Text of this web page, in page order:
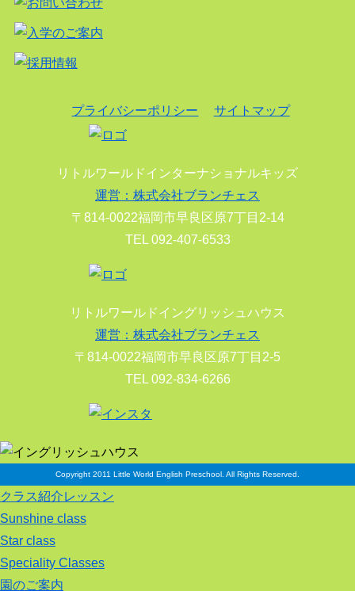
プライバシーポリシー サイトマップ
リトルワールドインターナショナルキッズ
運営：株式会社ブランチェス
〒814-0022福岡市早良区原7丁目2-14
TEL 092-407-6533
リトルワールドイングリッシュハウス
運営：株式会社ブランチェス
〒814-0022福岡市早良区原7丁目2-5
TEL 092-834-6266
Copyright 2011 Little World English Preschool. All Rights Reserved.
クラス紹介レッスン
Sunshine class
Star class
Speciality Classes
園のご案内